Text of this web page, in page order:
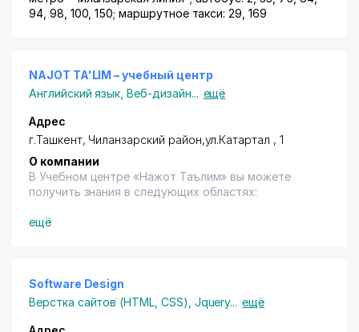
94, 98, 100, 150; маршрутное такси: 29, 169
NAJOT TA'LIM – учебный центр
Английский язык ,Веб-дизайн... ещё
Адрес
г.Ташкент, Чиланзарский район,ул.Катартал , 1
О компании
В Учебном центре «Нажот Таълим» вы можете
получить знания в следующих областях:
Арабский язык
Родной язык и история
Веб-программирование
Графический дизайн
Робототехника
ещё
Software Design
Верстка сайтов (HTML, CSS) Jquery... ещё